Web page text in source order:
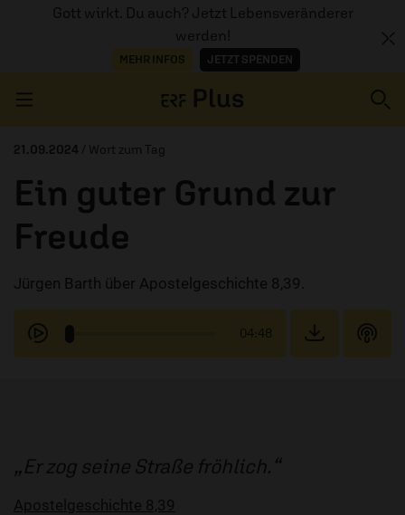
Gott wirkt. Du auch? Jetzt Lebensveränderer
werden!
MEHR INFOS JETZT SPENDEN
ERZÄHL MAL
AUDIOTHEK
PROGRAMM
MITMACHEN
21.09.2024 / Wort zum Tag
Ein guter Grund zur
Freude
Jürgen Barth über Apostelgeschichte 8,39.
04:48
Er zog seine Straße fröhlich.
Apostelgeschichte 8,39